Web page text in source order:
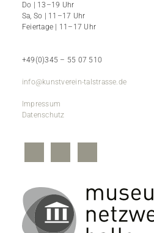
Do | 13–19 Uhr
Sa, So | 11–17 Uhr
Feiertage | 11–17 Uhr
+49(0)345 – 55 07 510
info@kunstverein-talstrasse.de
Impressum
Datenschutz